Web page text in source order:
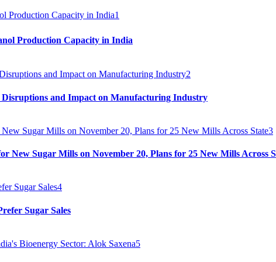
1
Production Capacity in India
2
and Impact on Manufacturing Industry
3
Sugar Mills on November 20, Plans for 25 New Mills Across
4
Sugar Sales
5